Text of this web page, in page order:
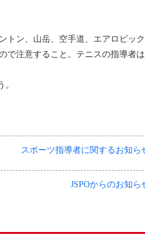
トン、山岳、空手道、エアロビッ
で注意すること。テニスの指導者
スポーツ指導者に関するお知ら
JSPOからのお知ら